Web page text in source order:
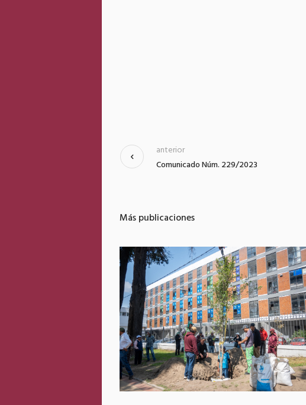
Comunicado Núm. 229/2023
anterior
Más publicaciones